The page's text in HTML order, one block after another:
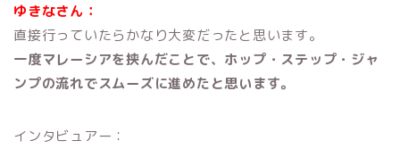
ゆきなさん：
直接行っていたらかなり大変だったと思います。
一度マレーシアを挟んだことで、ホップ・ステップ・ジャ
ンプの流れでスムーズに進めたと思います。
インタビュアー：